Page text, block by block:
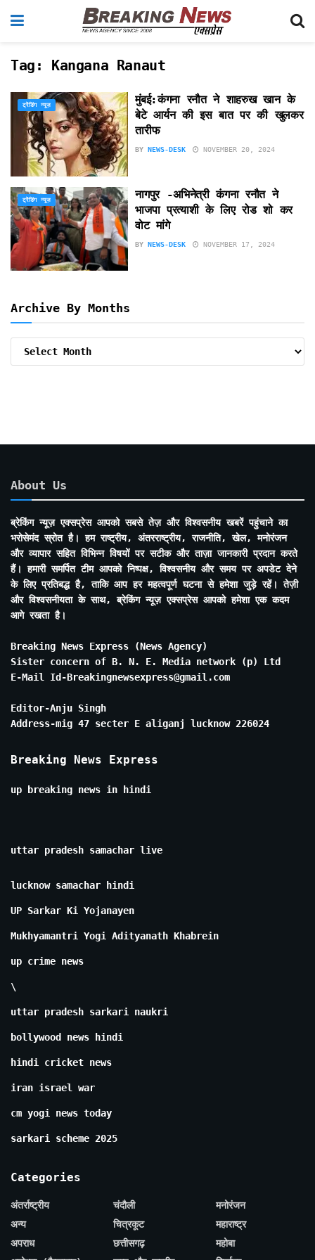
Tag: Kangana Ranaut
ट्रेंडिंग न्यूज़
मुंबई:कंगना रनौत ने शाहरुख खान के
बेटे आर्यन की इस बात पर की खुलकर
तारीफ
BY NEWS-DESK NOVEMBER 20, 2024
ट्रेंडिंग न्यूज़
नागपुर -अभिनेत्री कंगना रनौत ने
भाजपा प्रत्याशी के लिए रोड शो कर
वोट मांगे
BY NEWS-DESK NOVEMBER 17, 2024
Archive By Months
About Us
ब्रेकिंग न्यूज़ एक्सप्रेस आपको सबसे तेज़ और विश्वसनीय खबरें पहुंचाने का
भरोसेमंद स्रोत है। हम राष्ट्रीय, अंतरराष्ट्रीय, राजनीति, खेल, मनोरंजन
और व्यापार सहित विभिन्न विषयों पर सटीक और ताज़ा जानकारी प्रदान करते
हैं। हमारी समर्पित टीम आपको निष्पक्ष, विश्वसनीय और समय पर अपडेट देने
के लिए प्रतिबद्ध है, ताकि आप हर महत्वपूर्ण घटना से हमेशा जुड़े रहें। तेज़ी
और विश्वसनीयता के साथ, ब्रेकिंग न्यूज़ एक्सप्रेस आपको हमेशा एक कदम
आगे रखता है।
Breaking News Express (News Agency)
Sister concern of B. N. E. Media network (p) Ltd
E-Mail Id-Breakingnewsexpress@gmail.com
Editor-Anju Singh
Address-mig 47 secter E aliganj lucknow 226024
Breaking News Express
up breaking news in hindi
uttar pradesh samachar live
lucknow samachar hindi
UP Sarkar Ki Yojanayen
Mukhyamantri Yogi Adityanath Khabrein
up crime news
\
uttar pradesh sarkari naukri
bollywood news hindi
hindi cricket news
iran israel war
cm yogi news today
sarkari scheme 2025
Categories
अंतर्राष्ट्रीय
अन्य
अपराध
चंदौली
चित्रकूट
छत्तीसगढ़
मनोरंजन
महाराष्ट्र
महोबा